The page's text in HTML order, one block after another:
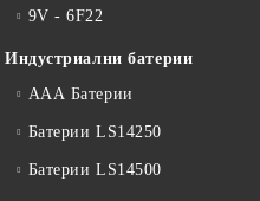
9V - 6F22
Индустриални батерии
ААА Батерии
Батерии LS14250
Батерии LS14500